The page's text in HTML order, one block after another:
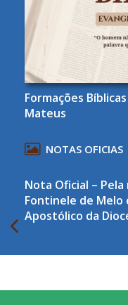
Formações
Mateus
NOTAS OFICIAS
Nota Oficial –
Fontinele de
Apostólico da